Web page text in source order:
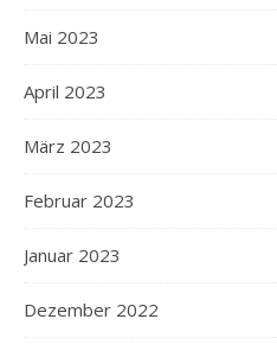
Mai 2023
April 2023
März 2023
Februar 2023
Januar 2023
Dezember 2022